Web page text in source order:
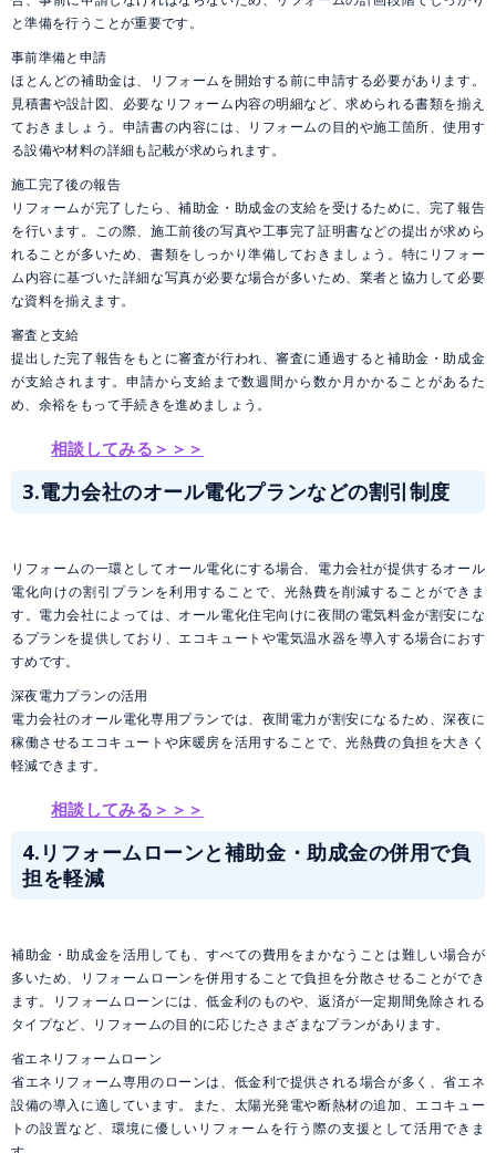
と準備を行うことが重要です。
事前準備と申請
ほとんどの補助金は、リフォームを開始する前に申請する必要があります。
見積書や設計図、必要なリフォーム内容の明細など、求められる書類を揃え
ておきましょう。申請書の内容には、リフォームの目的や施工箇所、使用す
る設備や材料の詳細も記載が求められます。
施工完了後の報告
リフォームが完了したら、補助金・助成金の支給を受けるために、完了報告
を行います。この際、施工前後の写真や工事完了証明書などの提出が求めら
れることが多いため、書類をしっかり準備しておきましょう。特にリフォー
ム内容に基づいた詳細な写真が必要な場合が多いため、業者と協力して必要
な資料を揃えます。
審査と支給
提出した完了報告をもとに審査が行われ、審査に通過すると補助金・助成金
が支給されます。申請から支給まで数週間から数か月かかることがあるた
め、余裕をもって手続きを進めましょう。
相談してみる＞＞＞
3.電力会社のオール電化プランなどの割引制度
リフォームの一環としてオール電化にする場合、電力会社が提供するオール
電化向けの割引プランを利用することで、光熱費を削減することができま
す。電力会社によっては、オール電化住宅向けに夜間の電気料金が割安にな
るプランを提供しており、エコキュートや電気温水器を導入する場合におす
すめです。
深夜電力プランの活用
電力会社のオール電化専用プランでは、夜間電力が割安になるため、深夜に
稼働させるエコキュートや床暖房を活用することで、光熱費の負担を大きく
軽減できます。
相談してみる＞＞＞
4.リフォームローンと補助金・助成金の併用で負
担を軽減
補助金・助成金を活用しても、すべての費用をまかなうことは難しい場合が
多いため、リフォームローンを併用することで負担を分散させることができ
ます。リフォームローンには、低金利のものや、返済が一定期間免除される
タイプなど、リフォームの目的に応じたさまざまなプランがあります。
省エネリフォームローン
省エネリフォーム専用のローンは、低金利で提供される場合が多く、省エネ
設備の導入に適しています。また、太陽光発電や断熱材の追加、エコキュー
トの設置など、環境に優しいリフォームを行う際の支援として活用できま